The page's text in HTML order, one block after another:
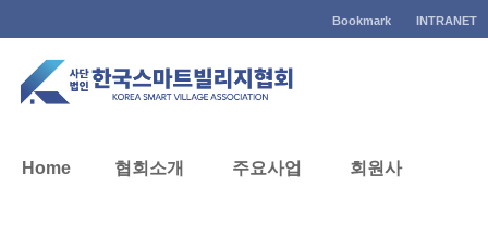
Bookmark INTRANET
Home 협회소개 주요사업 회원사